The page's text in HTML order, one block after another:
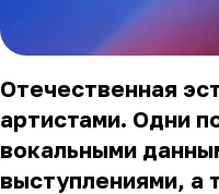
Отечественная
артистами. Одни
вокальными
выступлениями, а